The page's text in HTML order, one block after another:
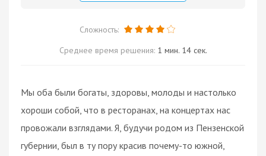
Сложность:
Среднее время решения: 1 мин. 14 сек.
Мы оба были богаты, здоровы, молоды и настолько
хороши собой, что в ресторанах, на концертах нас
провожали взглядами. Я, будучи родом из Пензенской
губернии, был в ту пору красив почему-то южной,